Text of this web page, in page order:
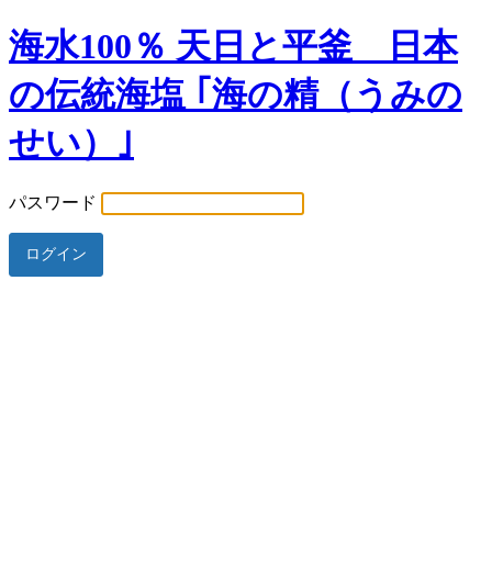
海水100％ 天日と平釜 日本
の伝統海塩 ｢海の精（うみの
せい）｣
パスワード